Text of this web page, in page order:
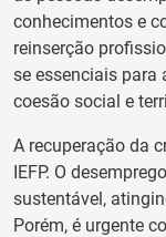
conhecimentos e
reinserção
se essenciais para
coesão social e
A recuperação da
IEFP. O
sustentável,
Porém, é urgente